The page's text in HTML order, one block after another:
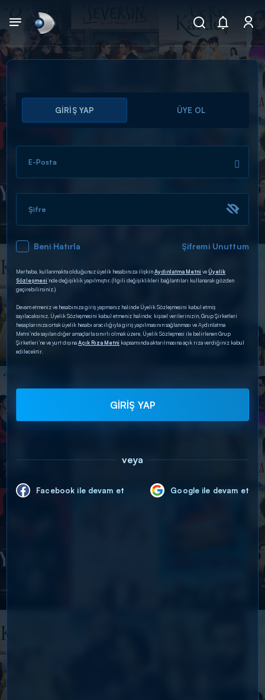
Arama
ARAMA SONUÇLARI
DİĞER SONUÇLAR
GİRİŞ YAP ÜYE OL
E-Posta
Şifre
Beni Hatırla Şifremi Unuttum
Merhaba, kullanmakta olduğunuz üyelik hesabınıza ilişkinAydınlatma Metni veÜyelik
Sözleşmesi’nde değişiklik yapılmıştır. (İlgili değişiklikleri bağlantıları kullanarak gözden
geçirebilirsiniz.)
Devam etmeniz ve hesabınıza giriş yapmanız halinde Üyelik Sözleşmesini kabul etmiş
sayılacaksınız. Üyelik Sözleşmesini kabul etmeniz halinde; kişisel verilerinizin, Grup Şirketleri
hesaplarınıza ortak üyelik hesabı aracılığıyla giriş yapılmasının sağlanması ve Aydınlatma
Metni’nde sayılan diğer amaçlarla sınırlı olmak üzere, Üyelik Sözleşmesi ile belirlenen Grup
Şirketleri’ne ve yurt dışınaAçık Rıza Metni kapsamında aktarılmasına açık rıza verdiğiniz kabul
edilecektir.
GİRİŞ YAP
veya
Facebook ile devam et Google ile devam et